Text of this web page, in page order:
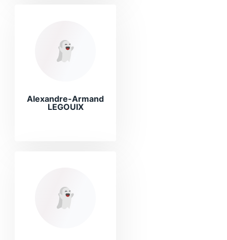
Alexandre-Armand
LEGOUIX